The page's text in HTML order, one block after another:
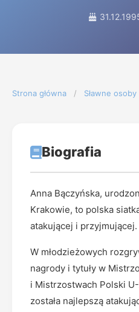
Strona główna / Sławne osoby
Biografia
Anna Bączyńska,
Krakowie, to polska
atakującej i przyjmującej.
W młodzieżowych
nagrody i tytuły w
i Mistrzostwach Polski
została najlepszą